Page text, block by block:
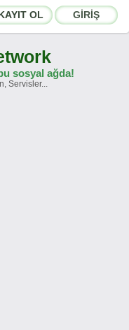
OL GİRİŞ
sosyal ağda!
Servisler...